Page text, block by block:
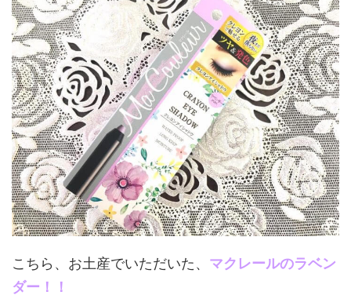
こちら、お土産でいただいた、 マクレールのラベン
ダー！！